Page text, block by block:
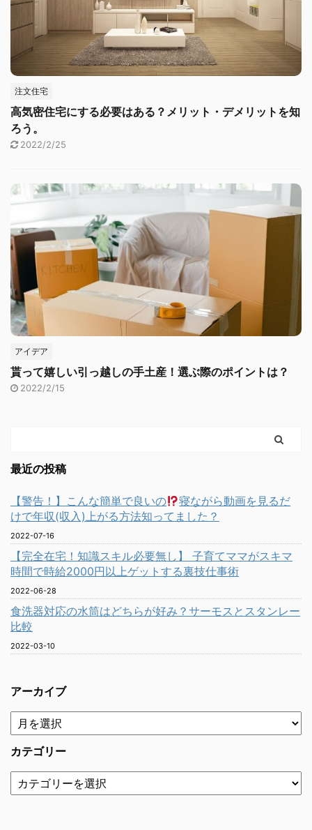
注文住宅
高気密住宅にする必要はある？メリット・デメリットを知
ろう。
2022/2/25
アイデア
貰って嬉しい引っ越しの手土産！選ぶ際のポイントは？
2022/2/15
最近の投稿
【警告！】こんな簡単で良いの
寝ながら動画を見るだ
けで年収(収入)上がる方法知ってました？
2022-07-16
【完全在宅！知識スキル必要無し】 子育てママがスキマ
時間で時給2000円以上ゲットする裏技仕事術
2022-06-28
食洗器対応の水筒はどちらが好み？サーモスとスタンレー
比較
2022-03-10
アーカイブ
カテゴリー